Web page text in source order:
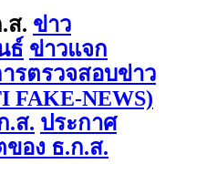
ส. ข่าว
ธ์ ข่าวแจก
รตรวจสอบข่าว
FAKE-NEWS)
.ส. ประกาศ
อง ธ.ก.ส.